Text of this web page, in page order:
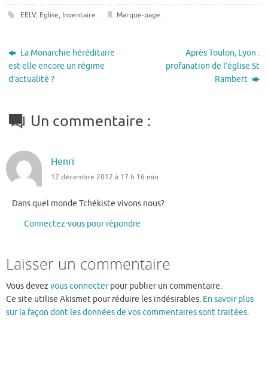
EELV, Eglise, Inventaire. Marque-page.
La Monarchie héréditaire
est-elle encore un régime
d’actualité ?
Après Toulon, Lyon :
profanation de l’église St
Rambert
Un commentaire :
Henri
12 décembre 2012 à 17 h 16 min
Dans quel monde Tchékiste vivons nous?
Connectez-vous pour répondre
Laisser un commentaire
Vous devez vous connecterpour publier un commentaire.
Ce site utilise Akismet pour réduire les indésirables. En savoir plus
sur la façon dont les données de vos commentaires sont traitées.